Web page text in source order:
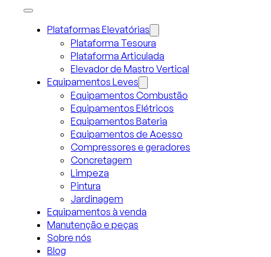
Plataformas Elevatórias
Plataforma Tesoura
Plataforma Articulada
Elevador de Mastro Vertical
Equipamentos Leves
Equipamentos Combustão
Equipamentos Elétricos
Equipamentos Bateria
Equipamentos de Acesso
Compressores e geradores
Concretagem
Limpeza
Pintura
Jardinagem
Equipamentos à venda
Manutenção e peças
Sobre nós
Blog